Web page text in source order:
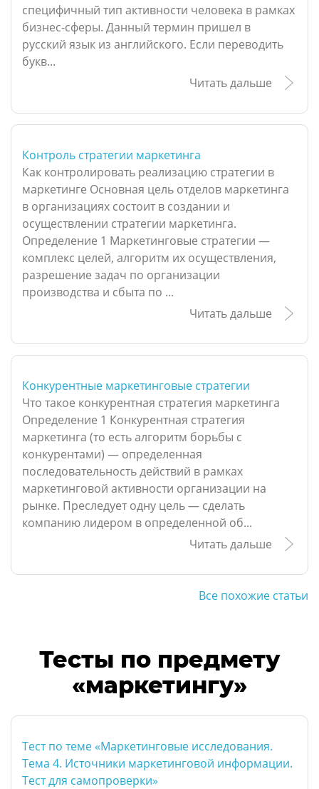
специфичный тип активности человека в рамках
бизнес-сферы. Данный термин пришел в
русский язык из английского. Если переводить
букв...
Читать дальше
Контроль стратегии маркетинга
Как контролировать реализацию стратегии в
маркетинге Основная цель отделов маркетинга
в организациях состоит в создании и
осуществлении стратегии маркетинга.
Определение 1 Маркетинговые стратегии —
комплекс целей, алгоритм их осуществления,
разрешение задач по организации
производства и сбыта по ...
Читать дальше
Конкурентные маркетинговые стратегии
Что такое конкурентная стратегия маркетинга
Определение 1 Конкурентная стратегия
маркетинга (то есть алгоритм борьбы с
конкурентами) — определенная
последовательность действий в рамках
маркетинговой активности организации на
рынке. Преследует одну цель — сделать
компанию лидером в определенной об...
Читать дальше
Все похожие статьи
Тесты по предмету
«маркетингу»
Тест по теме «Маркетинговые исследования.
Тема 4. Источники маркетинговой информации.
Тест для самопроверки»